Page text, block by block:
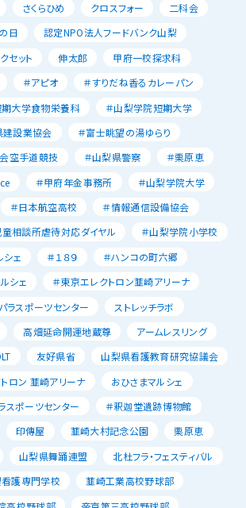
さくらひめ クロスフォー
二科会
日
認定NPO法人フードバンク山梨
セット
伸太郎
甲府一校探求科
＃アピオ
＃すりだね香るカレーパン
大学食物栄養科
＃山梨学院短期大学
建設業協会
＃富士眺望の湯ゆらり
空手道競技
＃山梨県警察
＃栗原恵
＃甲府年金事務所
＃山梨学院大学
＃日本航空高校
＃情報通信設備協会
童相談所虐待対応ダイヤル
＃山梨学院小学校
シェ
＃１８９
＃ハンコの町六郷
シェ
＃東京エレクトロン韮崎アリーナ
ラスポーツセンター
ストレッチラボ
高畑延命開運地蔵尊
アームレスリング
友好県省
山梨県看護教育研究協議会
ロン 韮崎アリーナ
おひさまマルシェ
スポーツセンター
＃釈迦堂遺跡博物館
印傳屋 韮崎大村記念公園
栗原恵
山梨県舞踊連盟
北杜フラ・フェスティバル
護専門学校
韮崎工業高校野球部